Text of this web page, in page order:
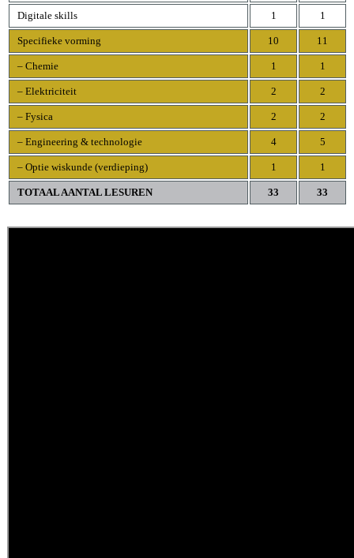
Digitale skills 1 1
Specifieke vorming 10 11
– Chemie 1 1
– Elektriciteit 2 2
– Fysica 2 2
– Engineering & technologie 4 5
– Optie wiskunde (verdieping) 1 1
TOTAAL AANTAL LESUREN 33 33